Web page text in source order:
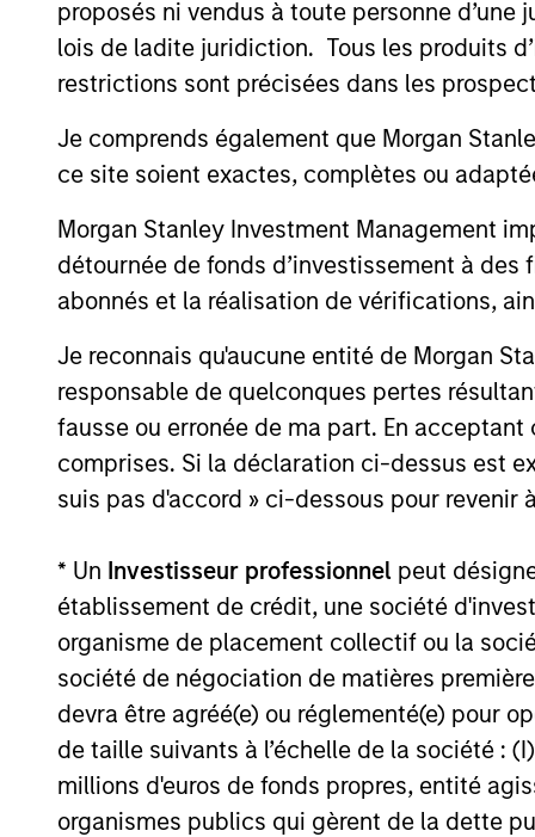
proposés ni vendus à toute personne
lois de ladite juridiction. Tous les produits
restrictions sont précisées dans les
Je comprends également que Morgan
ce site soient exactes, complètes ou
Morgan Stanley Investment Management
détournée de fonds d’investissement à
abonnés et la réalisation de vérifications,
Je reconnais qu'aucune entité de Morgan
responsable de quelconques pertes
fausse ou erronée de ma part. En
comprises. Si la déclaration ci-dessus est
suis pas d'accord » ci-dessous pour revenir
* Un Investisseur professionnel peut
établissement de crédit, une société
organisme de placement collectif ou la
société de négociation de matières
devra être agréé(e) ou réglementé(e) pour
de taille suivants à l’échelle de la société :
millions d'euros de fonds propres, entité
organismes publics qui gèrent de la dette
option to make investments that create
value of growth opportunities (PVGO).
as a percentage of price serves as a
and find it has some use. Next, we
companies with low PVGO percentages
with high percentages. Lastly, a simple
PVGO percentage provided a higher
factor in recent years.
Bayes and Base Rates
History Can Guide Our
Assessment of the
13 MAI 2026
We follow up on our recent report that
got questions about inflation, reference
groundbreaking technologies.
OpenAI to base rates revealed they are
Factors in their favor are rapid adoption,
growth, and the past growth of
there have been other disruptive
top growers did so through M&A.